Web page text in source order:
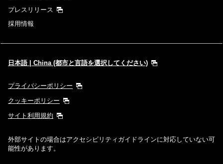
プレスリリース
採用情報
日本語 | China (都市と言語を選択してください)
プライバシーポリシー
クッキーポリシー
サイト利用規約
外部サイトの場合はアクセシビリティガイドラインに対応していない可
能性があります。